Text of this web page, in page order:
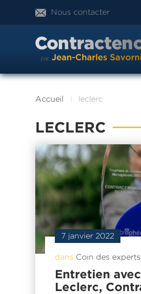
Nous contacter
Accueil leclerc
LECLERC
7 janvier 2022
dans Coin des experts
Entretien
Leclerc,